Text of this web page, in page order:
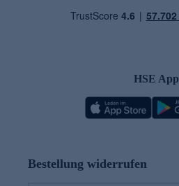
HSE App
Bestellung widerrufen